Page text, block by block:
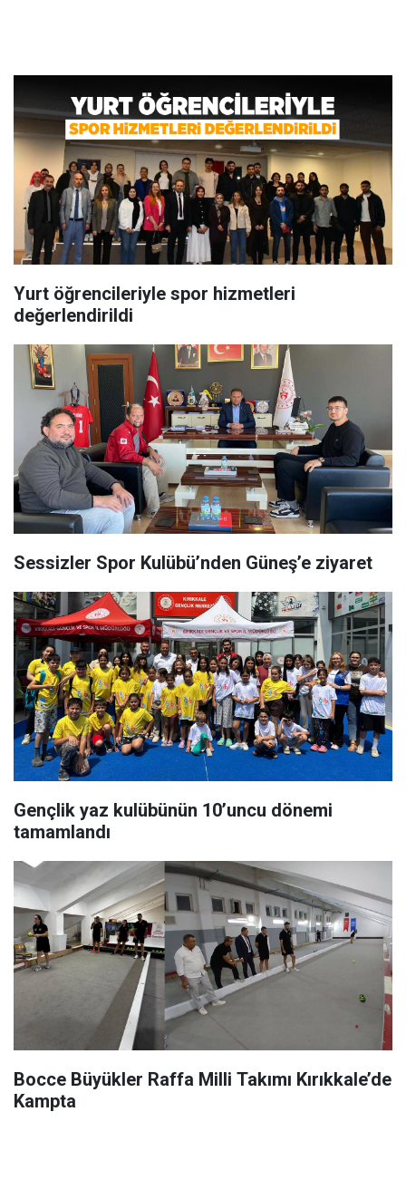
Yurt öğrencileriyle spor hizmetleri
değerlendirildi
Sessizler Spor Kulübü’nden Güneş’e ziyaret
Gençlik yaz kulübünün 10’uncu dönemi
tamamlandı
Bocce Büyükler Raffa Milli Takımı Kırıkkale’de
Kampta